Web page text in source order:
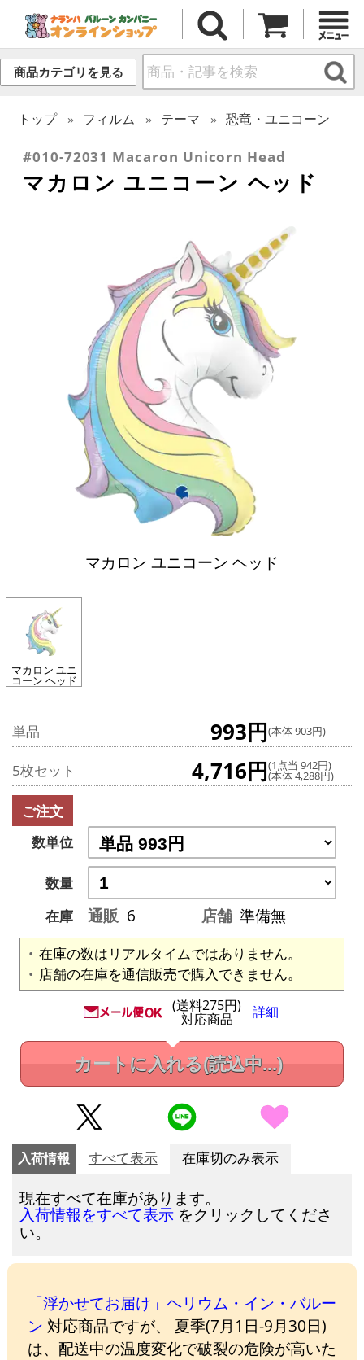
商品カテゴリを見る
トップ フィルム テーマ 恐竜・ユニコーン
#010-72031 Macaron Unicorn Head
マカロン ユニコーン ヘッド
マカロン ユニコーン ヘッド
マカロン ユニ
コーン ヘッド
単品 993円(本体 903円)
5枚セット 4,716円(1点当 942円)
(本体 4,288円)
ご注文
数単位
数量
在庫
通販 6 店舗 準備無
在庫の数はリアルタイムではありません。
店舗の在庫を通信販売で購入できません。
(送料275円)
対応商品 詳細
カートに入れる(読込中...)
入荷情報 すべて表示 在庫切のみ表示
現在すべて在庫があります。
入荷情報をすべて表示 をクリックしてくださ
い。
「浮かせてお届け」ヘリウム・イン・バルー
ン 対応商品ですが、 夏季(7月1日-9月30日)
は、配送中の温度変化で破裂の危険が高いた